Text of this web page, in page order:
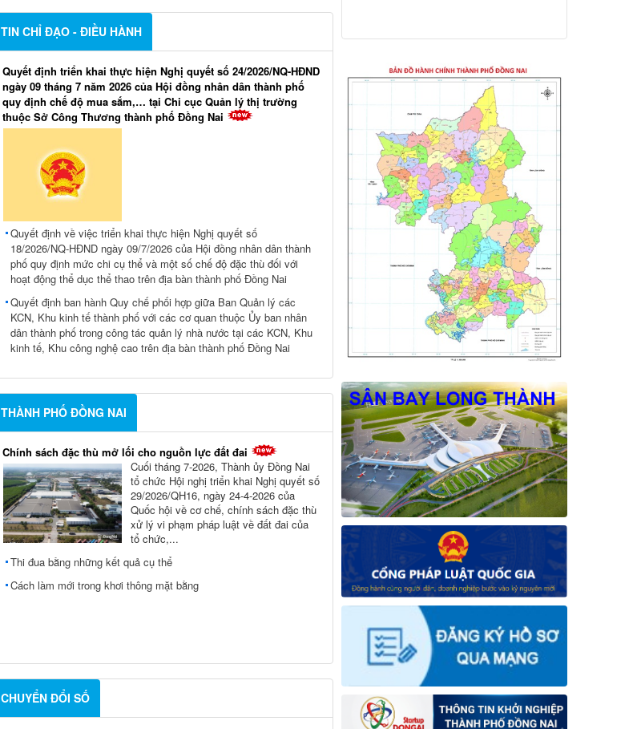
TIN CHỈ ĐẠO - ĐIỀU HÀNH
Quyết định triển khai thực hiện Nghị quyết số 24/2026/NQ-HĐND
ngày 09 tháng 7 năm 2026 của Hội đồng nhân dân thành phố
quy định chế độ mua sắm,… tại Chi cục Quản lý thị trường
thuộc Sở Công Thương thành phố Đồng Nai
Quyết định về việc triển khai thực hiện Nghị quyết số
18/2026/NQ-HĐND ngày 09/7/2026 của Hội đồng nhân dân thành
phố quy định mức chi cụ thể và một số chế độ đặc thù đối với
hoạt động thể dục thể thao trên địa bàn thành phố Đồng Nai
Quyết định ban hành Quy chế phối hợp giữa Ban Quản lý các
KCN, Khu kinh tế thành phố với các cơ quan thuộc Ủy ban nhân
dân thành phố trong công tác quản lý nhà nước tại các KCN, Khu
kinh tế, Khu công nghệ cao trên địa bàn thành phố Đồng Nai
THÀNH PHỐ ĐỒNG NAI
Chính sách đặc thù mở lối cho nguồn lực đất đai
Cuối tháng 7-2026, Thành ủy Ðồng Nai
tổ chức Hội nghị triển khai Nghị quyết số
29/2026/QH16, ngày 24-4-2026 của
Quốc hội về cơ chế, chính sách đặc thù
xử lý vi phạm pháp luật về đất đai của
tổ chức,...
Thi đua bằng những kết quả cụ thể
Cách làm mới trong khơi thông mặt bằng
CHUYỂN ĐỔI SỐ
thành phố Đồng Nai
Hỗ trợ đăng tải thông tin hợp nhất,
thay đổi địa chỉ trụ sở làm việc
Công khai thông tin vi phạm pháp luật
trong lĩnh vực đất đai, tại phường Hố Nai